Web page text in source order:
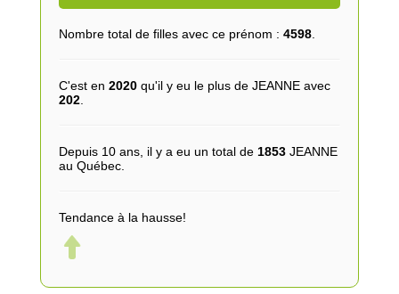
Nombre total de filles avec ce prénom : 4598.
C'est en 2020qu'il y eu le plus de JEANNE avec
202.
Depuis 10 ans, il y a eu un total de 1853JEANNE
au Québec.
Tendance à la hausse!